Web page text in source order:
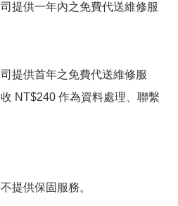
提供一年內之免費代送維修服
提供首年之免費代送維修服
NT$240 作為資料處理、聯繫
提供保固服務。